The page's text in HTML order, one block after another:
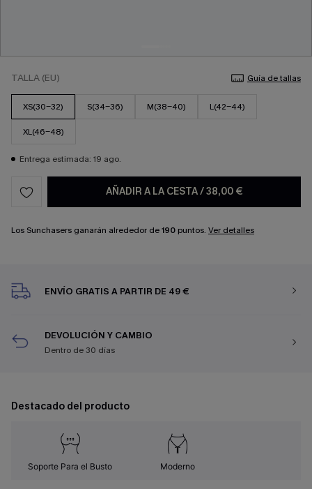
TALLA (EU) Guía de tallas
XS(30-32) S(34-36) M(38-40) L(42-44)
XL(46-48)
Entrega estimada: 19 ago.
AÑADIR A LA CESTA/38,00 €
Los Sunchasers ganarán alrededor de190 puntos. Ver detalles
ENVÍO GRATIS A PARTIR DE 49 €
DEVOLUCIÓN Y CAMBIO
Dentro de 30 días
Destacado del producto
Soporte Para el Busto Moderno